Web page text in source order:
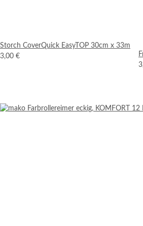
Storch CoverQuick EasyTOP 30cm x 33m
3,00 €